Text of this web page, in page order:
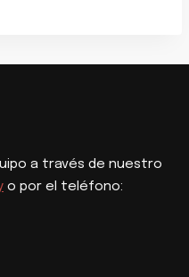
a través de nuestro
o por el teléfono: